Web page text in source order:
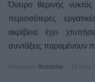
Όνειρο θερινής
περισσότερες
ακρίβεια έχει
συντάξεις παραμένουν
Κατηγορία Θεσσαλία 19 Ιουν